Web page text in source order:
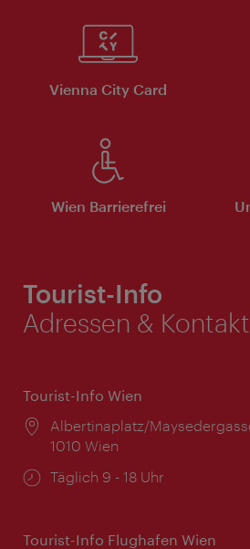
Vienna City Card
Wien Barrierefrei
Tourist-Info
Adressen & Kontakt
Tourist-Info Wien
Ort:
Albertinaplatz/
1010 Wien
Öffnungszeiten:
Täglich 9 - 18 Uhr
Tourist-Info Flughafen Wien